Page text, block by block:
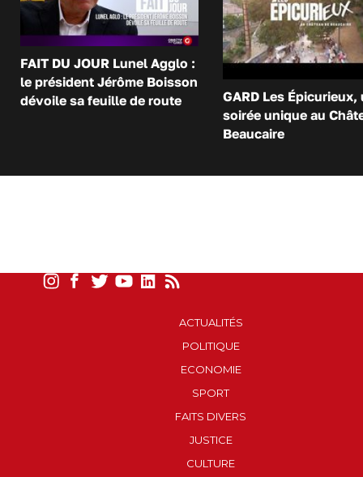
FAIT DU JOUR Lunel Agglo :
le président Jérôme Boisson
dévoile sa feuille de route
GARD Les Épicurieux,
soirée unique au
Beaucaire
ACTUALITÉS
POLITIQUE
ECONOMIE
SPORT
FAITS DIVERS
JUSTICE
CULTURE